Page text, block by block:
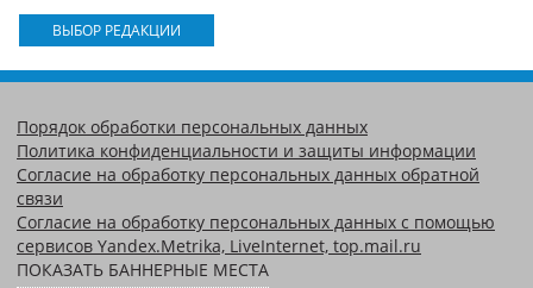
ВЫБОР РЕДАКЦИИ
Порядок обработки персональных данных
Политика конфиденциальности и защиты информации
Согласие на обработку персональных данных обратной
связи
Согласие на обработку персональных данных с помощью
сервисов Yandex.Metrika, LiveInternet, top.mail.ru
ПОКАЗАТЬ БАННЕРНЫЕ МЕСТА